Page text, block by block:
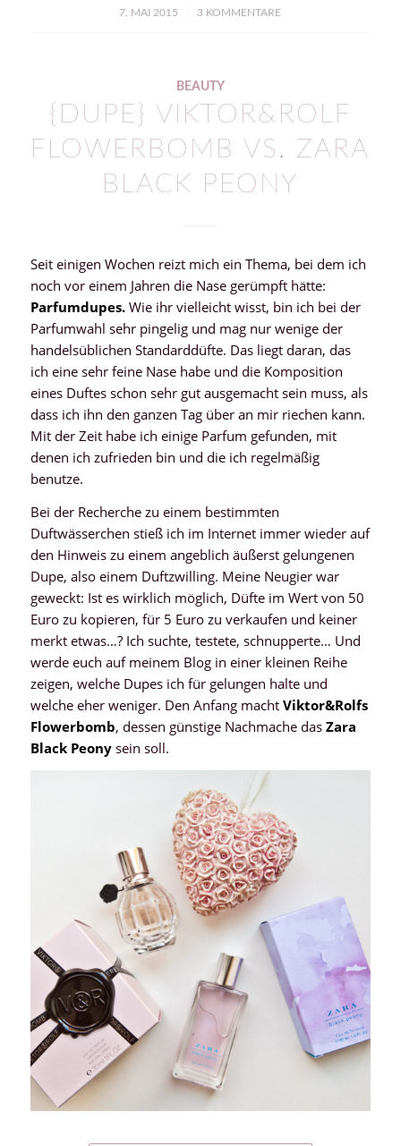
7. MAI 2015
/ 3 KOMMENTARE
BEAUTY
{DUPE} VIKTOR&ROLF
FLOWERBOMB VS. ZARA
BLACK PEONY
Seit einigen Wochen reizt mich ein Thema, bei dem ich
noch vor einem Jahren die Nase gerümpft hätte:
Parfumdupes.Wie ihr vielleicht wisst, bin ich bei der
Parfumwahl sehr pingelig und mag nur wenige der
handelsüblichen Standarddüfte. Das liegt daran, das
ich eine sehr feine Nase habe und die Komposition
eines Duftes schon sehr gut ausgemacht sein muss, als
dass ich ihn den ganzen Tag über an mir riechen kann.
Mit der Zeit habe ich einige Parfum gefunden, mit
denen ich zufrieden bin und die ich regelmäßig
benutze.
Bei der Recherche zu einem bestimmten
Duftwässerchen stieß ich im Internet immer wieder auf
den Hinweis zu einem angeblich äußerst gelungenen
Dupe, also einem Duftzwilling. Meine Neugier war
geweckt: Ist es wirklich möglich, Düfte im Wert von 50
Euro zu kopieren, für 5 Euro zu verkaufen und keiner
merkt etwas…? Ich suchte, testete, schnupperte… Und
werde euch auf meinem Blog in einer kleinen Reihe
zeigen, welche Dupes ich für gelungen halte und
welche eher weniger. Den Anfang machtViktor&Rolfs
Flowerbomb, dessen günstige Nachmache das Zara
Black Peonysein soll.